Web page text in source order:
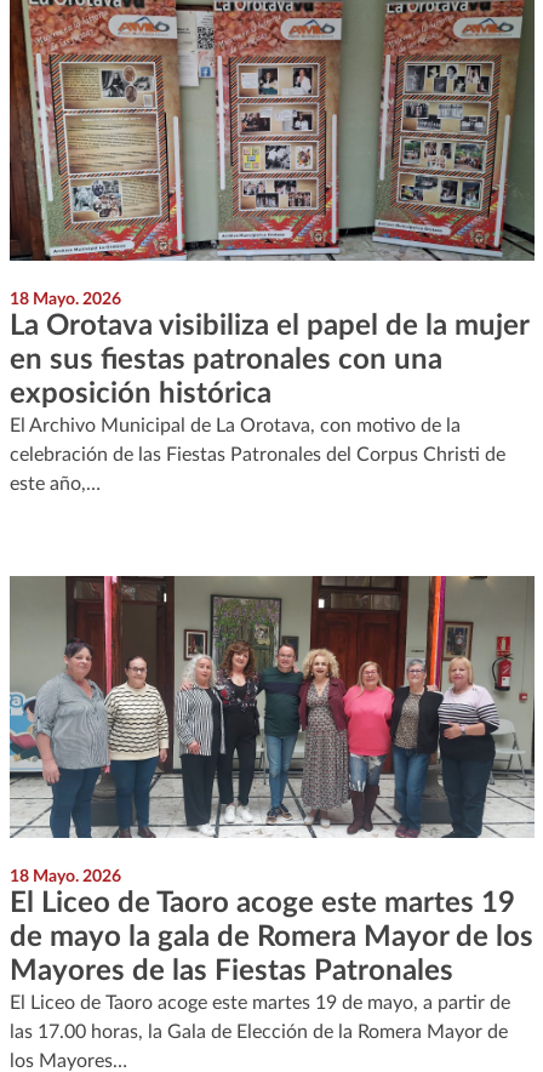
18 Mayo. 2026
La Orotava visibiliza el papel de la mujer
en sus fiestas patronales con una
exposición histórica
El Archivo Municipal de La Orotava, con motivo de la
celebración de las Fiestas Patronales del Corpus Christi de
este año,…
18 Mayo. 2026
El Liceo de Taoro acoge este martes 19
de mayo la gala de Romera Mayor de los
Mayores de las Fiestas Patronales
El Liceo de Taoro acoge este martes 19 de mayo, a partir de
las 17.00 horas, la Gala de Elección de la Romera Mayor de
los Mayores…